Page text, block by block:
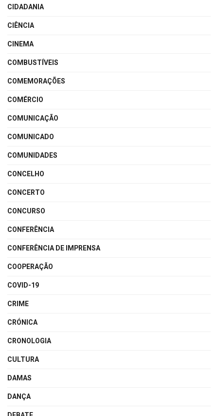
CIDADANIA
CIÊNCIA
CINEMA
COMBUSTÍVEIS
COMEMORAÇÕES
COMÉRCIO
COMUNICAÇÃO
COMUNICADO
COMUNIDADES
CONCELHO
CONCERTO
CONCURSO
CONFERÊNCIA
CONFERÊNCIA DE IMPRENSA
COOPERAÇÃO
COVID-19
CRIME
CRÓNICA
CRONOLOGIA
CULTURA
DAMAS
DANÇA